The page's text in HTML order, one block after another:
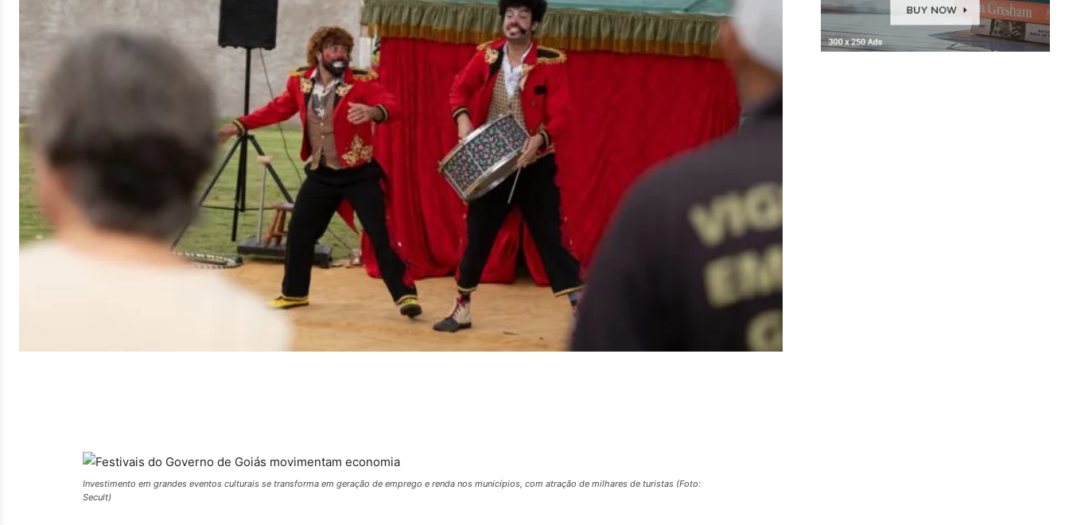
Investimento em grandes eventos culturais se transforma em geração de emprego e renda nos municípios, com atração de milhares de turistas (Foto:
Secult)